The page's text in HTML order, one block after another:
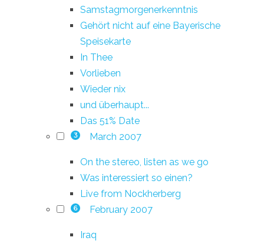
Samstagmorgenerkenntnis
Gehört nicht auf eine Bayerische
Speisekarte
In Thee
Vorlieben
Wieder nix
und überhaupt...
Das 51% Date
3 March 2007
On the stereo, listen as we go
Was interessiert so einen?
Live from Nockherberg
6 February 2007
Iraq